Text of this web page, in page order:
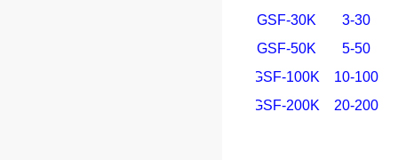
SGSF-30K
3-30
SGSF-50K
5-50
SGSF-100K
10-100
SGSF-200K
20-200